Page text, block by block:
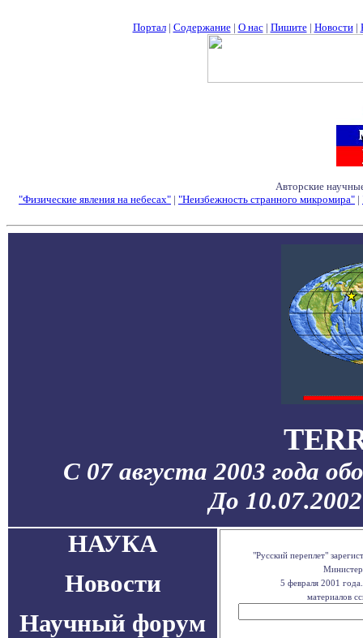
Портал| Содержание| О нас| Пишите| Новости|
Авторские
"Физические явления на небесах" | "Неизбежность странного микромира" |
С 07 августа 2003 года
До
НАУКА
Новости
Научный форум
"Русский переплет"
5 февраля 2001
материалов